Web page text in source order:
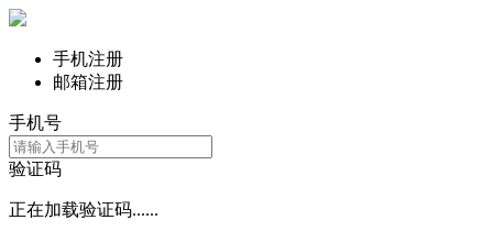
手机注册
邮箱注册
手机号
验证码
正在加载验证码......